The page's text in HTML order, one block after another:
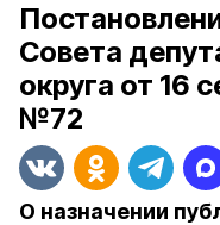
Совета
округа от 16
№72
О назначении